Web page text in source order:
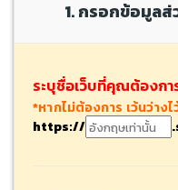
1. กรอกข้อมูล
ระบุชื่อเว็บที่คุณต้องก
*หากไม่ต้องการ เว้นว่างไ
https://